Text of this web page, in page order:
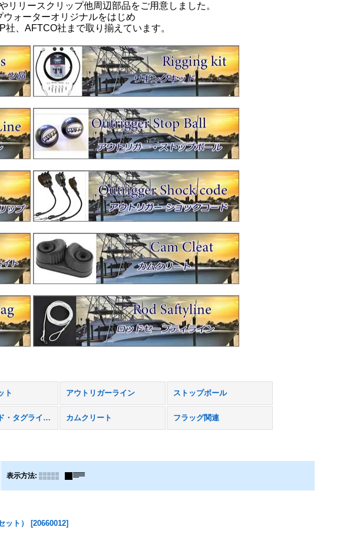
リリースクリップ他周辺部品をご用意しました。
ウォーターオリジナルをはじめ
社、AFTCO社まで取り揃えています。
ト アウトリガーライン ストップボール
ラバーバンド・タグラインウエイト カムクリート フラッグ関連
表示方法:
ット） [20660012]